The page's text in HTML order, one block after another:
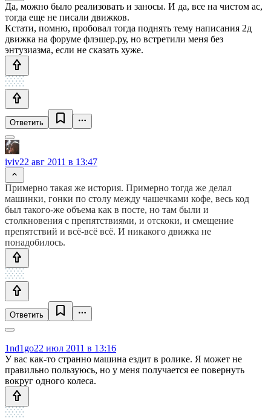
Да, можно было реализовать и заносы. И да, все на чистом ас,
тогда еще не писали движков.
Кстати, помню, пробовал тогда поднять тему написания 2д
движка на форуме флэшер.ру, но встретили меня без
энтузиазма, если не сказать хуже.
Ответить
iviv22 авг 2011 в 13:47
Примерно такая же история. Примерно тогда же делал
машинки, гонки по столу между чашечками кофе, весь код
был такого-же объема как в посте, но там были и
столкновения с препятствиями, и отскоки, и смещение
препятствий и всё-всё всё. И никакого движка не
понадобилось.
Ответить
1nd1go22 июл 2011 в 13:16
У вас как-то странно машина ездит в ролике. Я может не
правильно пользуюсь, но у меня получается ее повернуть
вокруг одного колеса.